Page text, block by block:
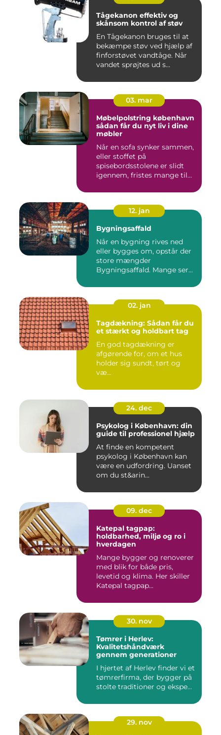
Tågekanon effektiv og
skånsom kontrol af støv
En Tågekanon bruges til at
bekæmpe støv ved hjælp af
finforstøvet vandtåge. Når
vandet sprøjtes ud s...
03. mar
Møbelpolstring københavn
sådan får du nyt liv i dine
møbler
Når en sofa synker sammen,
eller stoffet på
spisebordsstolene er slidt
igennem, fristes mange til
12. jan
Bygningsaffald
Når en bygning rives ned
eller bygges om, opstår der
store mængder
Bygningsaffald. Mange ser
02. jan
Tagdækning: Sådan får du
et stærkt og holdbart tag
En god tagdækning er
afgørende for, om et hus
holder sig sundt, tørt og
væ...
24. dec
Psykolog i København: din
guide til professionel hjælp
At finde en kompetent
psykolog i København kan
være en udfordring. Uanset
om du st&arin...
09. dec
Katepal tagpap:
holdbarhed, miljø og ro i
hverdagen
Mange bygger og renoverer
med blik for både pris,
levetid og klima. Her skiller
Katepal tagpap...
30. nov
Tømrer i Herlev:
Kvalitetshåndværk
gennem generationer
I hjertet af Herlev finder vi et
tømrerfirma, der bygger på
stolte traditioner og ekspe...
29. nov